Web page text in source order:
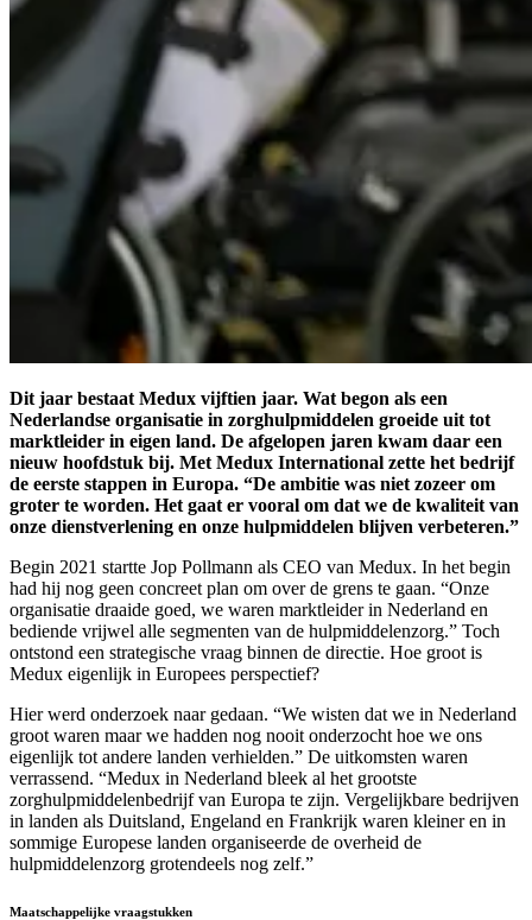
Dit jaar bestaat Medux vijftien jaar. Wat begon als een
Nederlandse organisatie in zorghulpmiddelen groeide uit tot
marktleider in eigen land. De afgelopen jaren kwam daar een
nieuw hoofdstuk bij. Met Medux International zette het bedrijf
de eerste stappen in Europa. “De ambitie was niet zozeer om
groter te worden. Het gaat er vooral om dat we de kwaliteit van
onze dienstverlening en onze hulpmiddelen blijven verbeteren.”
Begin 2021 startte Jop Pollmann als CEO van Medux. In het begin
had hij nog geen concreet plan om over de grens te gaan. “Onze
organisatie draaide goed, we waren marktleider in Nederland en
bediende vrijwel alle segmenten van de hulpmiddelenzorg.” Toch
ontstond een strategische vraag binnen de directie. Hoe groot is
Medux eigenlijk in Europees perspectief?
Hier werd onderzoek naar gedaan. “We wisten dat we in Nederland
groot waren maar we hadden nog nooit onderzocht hoe we ons
eigenlijk tot andere landen verhielden.” De uitkomsten waren
verrassend. “Medux in Nederland bleek al het grootste
zorghulpmiddelenbedrijf van Europa te zijn. Vergelijkbare bedrijven
in landen als Duitsland, Engeland en Frankrijk waren kleiner en in
sommige Europese landen organiseerde de overheid de
hulpmiddelenzorg grotendeels nog zelf.”
Maatschappelijke vraagstukken